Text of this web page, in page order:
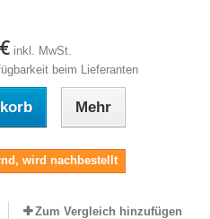
inkl. MwSt.
beim Lieferanten
Mehr
wird nachbestellt
Zum Vergleich hinzufügen